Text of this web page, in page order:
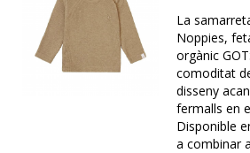
La
Noppies,
orgànic
comoditat
disseny
fermalls en
Disponible
a combinar